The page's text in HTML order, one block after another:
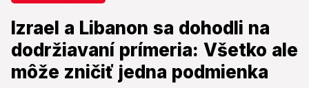
Izrael a Libanon sa dohodli na
dodržiavaní prímeria: Všetko ale
môže zničiť jedna podmienka
Izrael a Libanon sa dohodli na
dodržiavaní prímeria: Všetko ale
môže zničiť jedna podmienka